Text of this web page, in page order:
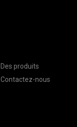
Des produits
Contactez-nous